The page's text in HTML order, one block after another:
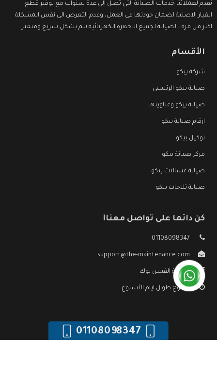
نقدم لعملائنا خدمات الصيانة التى تصل الى عدة سنوات مع توفير قطع
الغيار الاصلية لضمان جودتها فى العمل، وعدم التعرض الى نفس المشكلة
اكثر من مرة، الصيانة لجميع الاجهزة الكهربائية تتم بشكل سريع ومتميز.
الأقسام
شركة بيكو
صيانة بيكو الرئيسي
صيانة بيكو وعناوينها
ارقام صيانة بيكو
توكيل بيكو
مركز صيانة بيكو
صيانة غسالات بيكو
صيانة ثلاجات بيكو
كن دائما على تواصل معنا!
01108098347
support@the-maintenance.com
صفحة الفيس بوك
مفتوح طوال ايام الأسبوع
01108098347